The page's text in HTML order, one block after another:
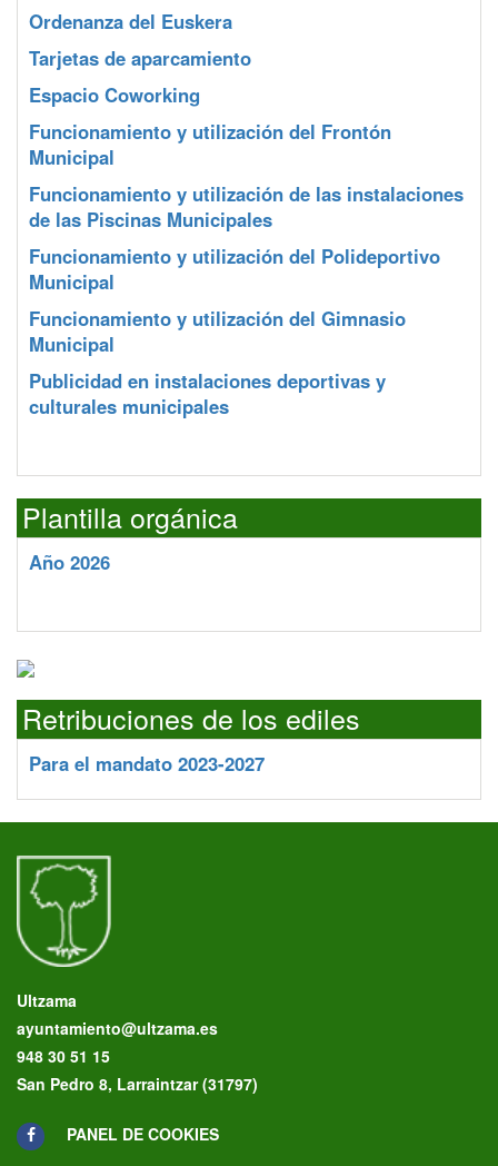
Ordenanza del Euskera
Tarjetas de aparcamiento
Espacio Coworking
Funcionamiento y utilización del Frontón
Municipal
Funcionamiento y utilización de las instalaciones
de las Piscinas Municipales
Funcionamiento y utilización del Polideportivo
Municipal
Funcionamiento y utilización del Gimnasio
Municipal
Publicidad en instalaciones deportivas y
culturales municipales
Plantilla orgánica
Año 2026
Retribuciones de los ediles
Para el mandato 2023-2027
Ultzama
ayuntamiento@ultzama.es
948 30 51 15
San Pedro 8, Larraintzar (31797)
PANEL DE COOKIES